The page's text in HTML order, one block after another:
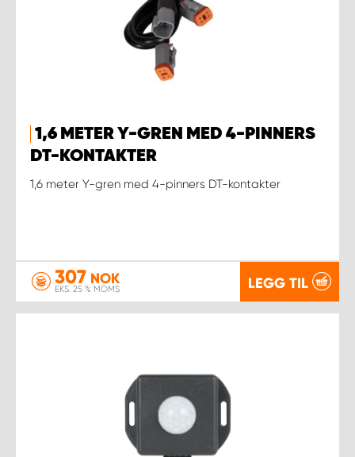
1,6 METER Y-GREN MED 4-PINNERS
DT-KONTAKTER
1,6 meter Y-gren med 4-pinners DT-kontakter
307 NOK
EKS. 25 % MOMS LEGG TIL